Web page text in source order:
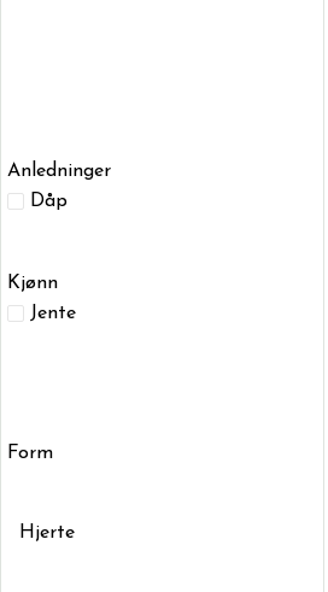
Anledninger
Dåp
Kjønn
Jente
Form
Hjerte